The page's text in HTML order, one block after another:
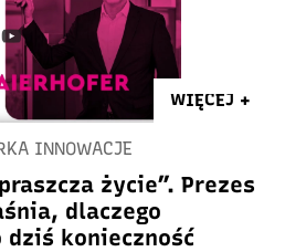
WIĘCEJ +
INNOWACJE
życie”. Prezes
dlaczego
konieczność